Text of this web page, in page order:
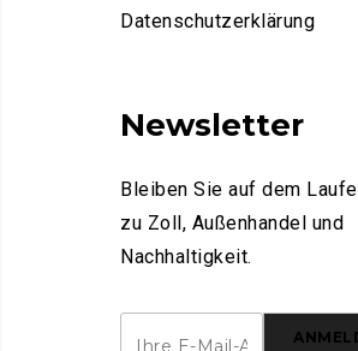
Datenschutzerklärung
Newsletter
Bleiben Sie auf dem
zu Zoll, Außenhandel und
Nachhaltigkeit.